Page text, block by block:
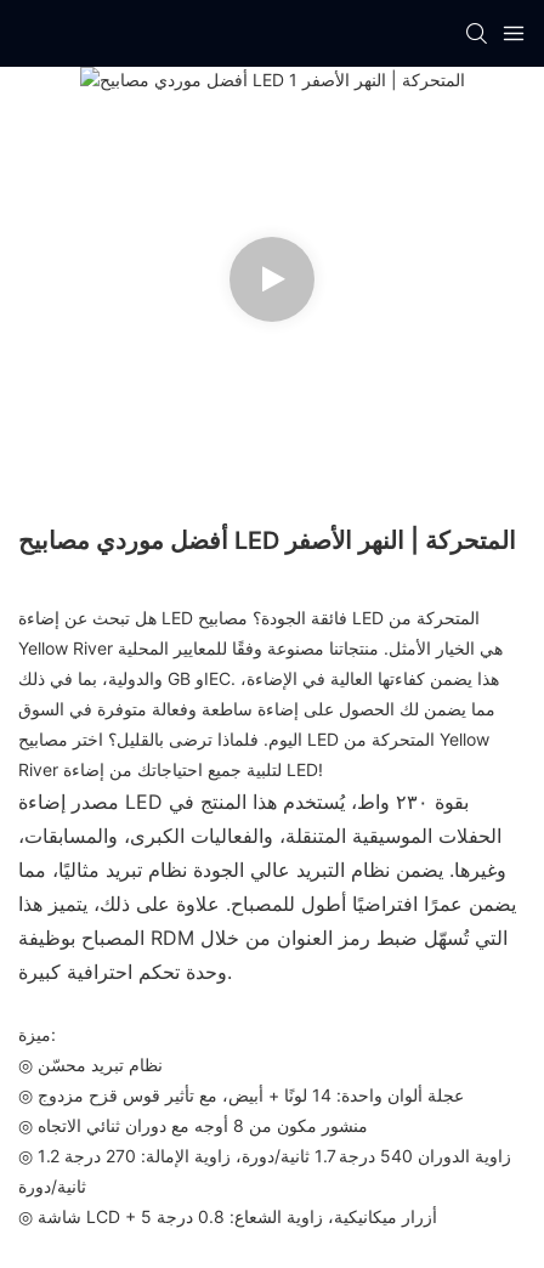
أفضل موردي مصابيح LED المتحركة | النهر الأصفر
هل تبحث عن إضاءة LED فائقة الجودة؟ مصابيح LED المتحركة من
Yellow River هي الخيار الأمثل. منتجاتنا مصنوعة وفقًا للمعايير المحلية
والدولية، بما في ذلك GB وIEC. هذا يضمن كفاءتها العالية في الإضاءة،
مما يضمن لك الحصول على إضاءة ساطعة وفعالة متوفرة في السوق
اليوم. فلماذا ترضى بالقليل؟ اختر مصابيح LED المتحركة من Yellow
River لتلبية جميع احتياجاتك من إضاءة LED!
مصدر إضاءة LED بقوة ٢٣٠ واط، يُستخدم هذا المنتج في
الحفلات الموسيقية المتنقلة، والفعاليات الكبرى، والمسابقات،
وغيرها. يضمن نظام التبريد عالي الجودة نظام تبريد مثاليًا، مما
يضمن عمرًا افتراضيًا أطول للمصباح. علاوة على ذلك، يتميز هذا
المصباح بوظيفة RDM التي تُسهّل ضبط رمز العنوان من خلال
وحدة تحكم احترافية كبيرة.
ميزة:
◎ نظام تبريد محسّن
◎ عجلة ألوان واحدة: 14 لونًا + أبيض، مع تأثير قوس قزح مزدوج
◎ منشور مكون من 8 أوجه مع دوران ثنائي الاتجاه
◎ زاوية الدوران 540 درجة 1.7 ثانية/دورة، زاوية الإمالة: 270 درجة 1.2
ثانية/دورة
◎ شاشة LCD + 5 أزرار ميكانيكية، زاوية الشعاع: 0.8 درجة